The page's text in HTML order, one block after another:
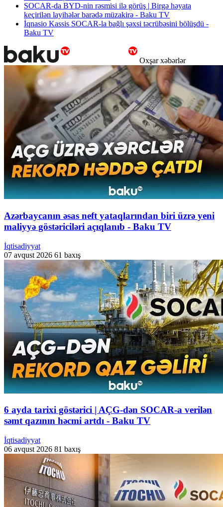
SOCAR-da BYD-nin rəsmisi ilə görüş | Birgə həyata
keçirilən layihələr barədə müzakirə - Baku TV
İqnasio Kassis SOCAR-la bağlı şəxsi təcrübəsini bölüşdü -
Baku TV
Oxşar xəbərlər
Azərbaycanın əsas neft yataqlarından biri üzrə yeni
maliyyə göstəriciləri açıqlanıb - Baku TV
İqtisadiyyat
07 avqust 2026 61 baxış
6 ayda tarixi göstərici | AÇG-dən SOCAR-a verilən
səmt qazının həcmi artdı - Baku TV
İqtisadiyyat
06 avqust 2026 81 baxış